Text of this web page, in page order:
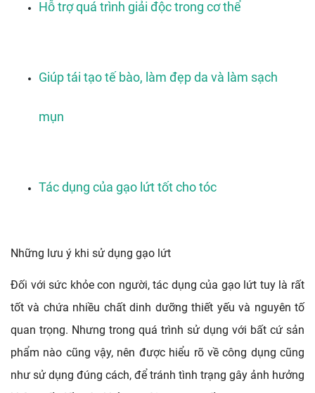
Hỗ trợ quá trình giải độc trong cơ thể
Giúp tái tạo tế bào, làm đẹp da và làm sạch
mụn
Tác dụng của gạo lứt tốt cho tóc
Những lưu ý khi sử dụng gạo lứt
Đối với sức khỏe con người, tác dụng của gạo lứt tuy là rất
tốt và chứa nhiều chất dinh dưỡng thiết yếu và nguyên tố
quan trọng. Nhưng trong quá trình sử dụng với bất cứ sản
phẩm nào cũng vậy, nên được hiểu rõ về công dụng cũng
như sử dụng đúng cách, để tránh tình trạng gây ảnh hưởng